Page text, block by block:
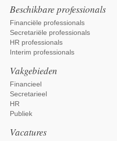
Beschikbare professionals
Financiële professionals
Secretariële professionals
HR professionals
Interim professionals
Vakgebieden
Financieel
Secretarieel
HR
Publiek
Vacatures